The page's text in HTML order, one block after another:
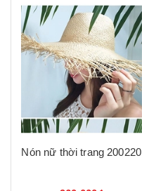
Nón nữ thời trang 200220